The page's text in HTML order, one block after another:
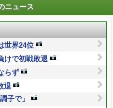
ニュース
世界24位
けで初戦敗退
らず
退
子で」